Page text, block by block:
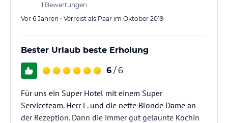
1 Bewertungen
Vor 6 Jahren • Verreist als Paar im Oktober 2019
Bester Urlaub beste Erholung
6 / 6
Für uns ein Super Hotel mit einem Super
Serviceteam. Herr L. und die nette Blonde Dame an
der Rezeption. Dann die immer gut gelaunte Köchin